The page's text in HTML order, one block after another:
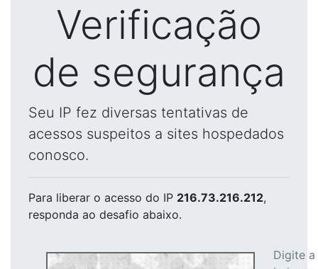
Verificação
de segurança
Seu IP fez diversas tentativas de
acessos suspeitos a sites hospedados
conosco.
Para liberar o acesso do IP 216.73.216.212,
responda ao desafio abaixo.
Digite